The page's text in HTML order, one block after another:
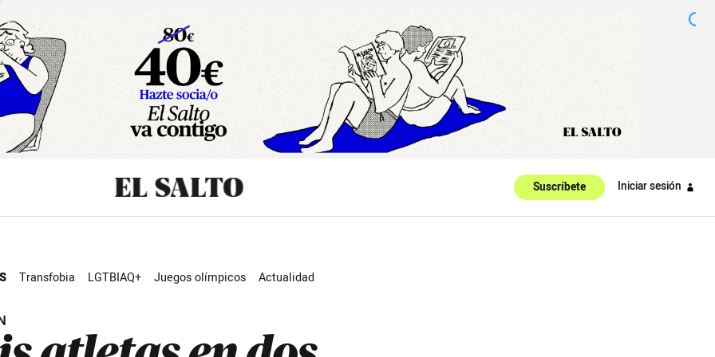
Suscríbete Iniciar sesión
Transfobia LGTBIAQ+ Juegos olímpicos Actualidad